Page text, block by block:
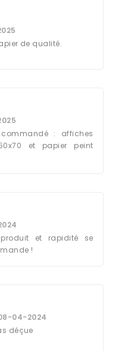
de qualité.
: affiches
et papier peint
et rapidité se
!
04-2024
déçue